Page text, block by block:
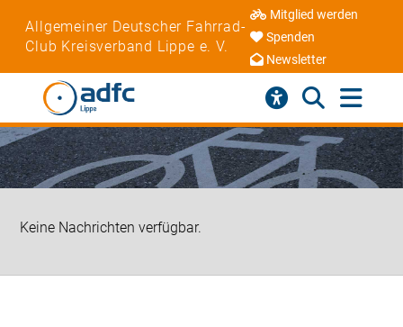
Allgemeiner Deutscher Fahrrad-
Club Kreisverband Lippe e. V.
Mitglied werden
Spenden
Newsletter
Keine Nachrichten verfügbar.